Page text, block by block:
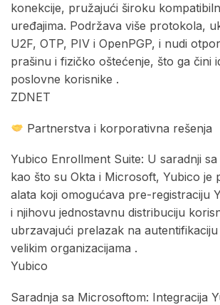
konekcije, pružajući široku
uređajima. Podržava više protokola,
U2F, OTP, PIV i OpenPGP, i nudi
prašinu i fizičko oštećenje, što ga čini
poslovne korisnike .​
ZDNET
Partnerstva i korporativna rešenja
Yubico Enrollment Suite: U saradnji
kao što su Okta i Microsoft, Yubico je
alata koji omogućava pre-registraciju
i njihovu jednostavnu distribuciju
ubrzavajući prelazak na
velikim organizacijama .​
Yubico
Saradnja sa Microsoftom: Integracija